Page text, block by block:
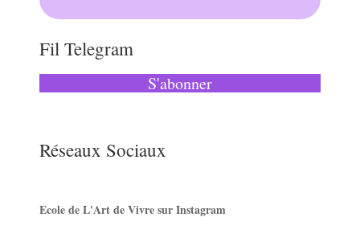
Fil Telegram
S'abonner
Réseaux Sociaux
Ecole de L'Art de Vivre sur Instagram